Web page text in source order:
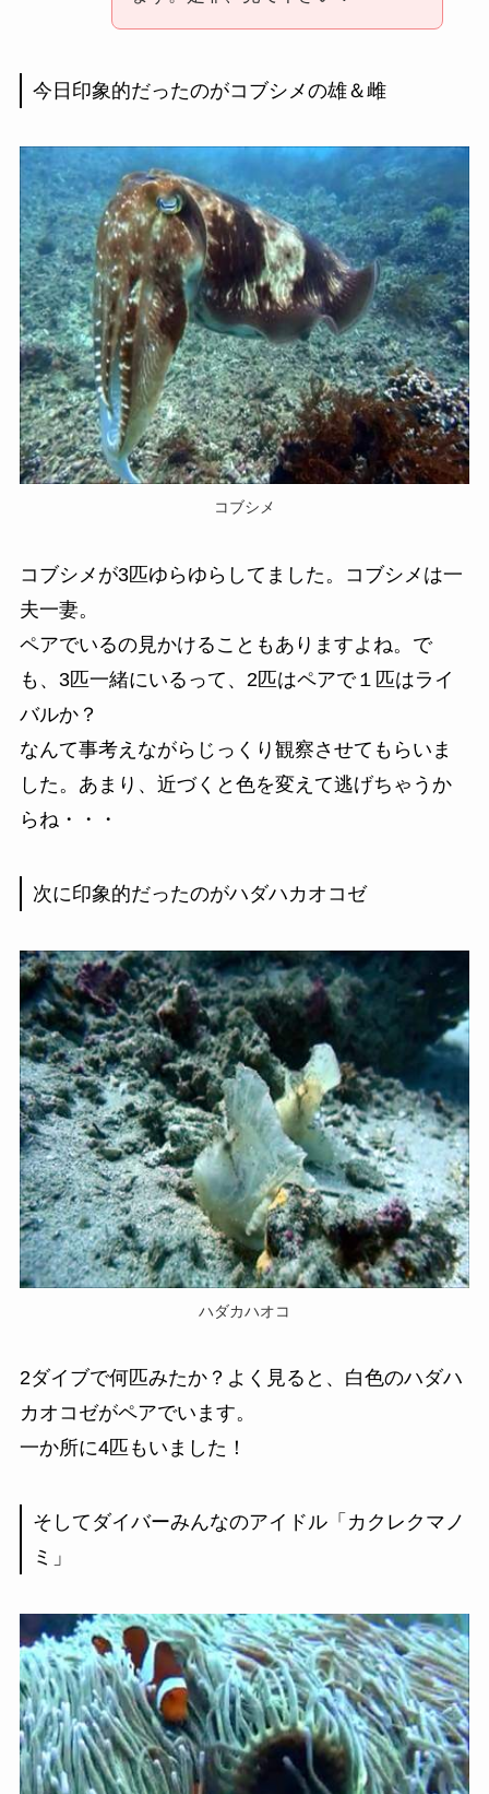
今日印象的だったのがコブシメの雄＆雌
コブシメ
コブシメが3匹ゆらゆらしてました。コブシメは一
夫一妻。
ペアでいるの見かけることもありますよね。で
も、3匹一緒にいるって、2匹はペアで１匹はライ
バルか？
なんて事考えながらじっくり観察させてもらいま
した。あまり、近づくと色を変えて逃げちゃうか
らね・・・
次に印象的だったのがハダハカオコゼ
ハダカハオコ
2ダイブで何匹みたか？よく見ると、白色のハダハ
カオコゼがペアでいます。
一か所に4匹もいました！
そしてダイバーみんなのアイドル「カクレクマノ
ミ」